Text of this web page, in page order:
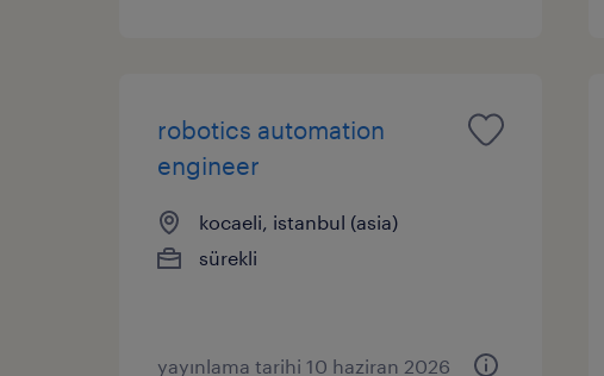
robotics automation
engineer
kocaeli, istanbul (asia)
sürekli
yayınlama tarihi 10 haziran 2026